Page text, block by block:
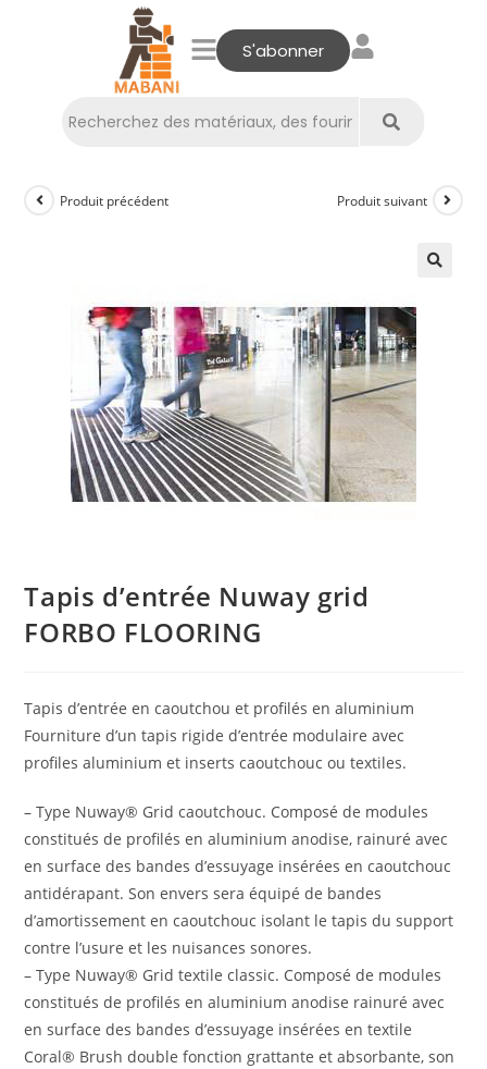
S'abonner
Produit précédent Produit suivant
Tapis d’entrée Nuway grid
FORBO FLOORING
Tapis d’entrée en caoutchou et profilés en aluminium
Fourniture d’un tapis rigide d’entrée modulaire avec
profiles aluminium et inserts caoutchouc ou textiles.
– Type Nuway® Grid caoutchouc. Composé de modules
constitués de profilés en aluminium anodise, rainuré avec
en surface des bandes d’essuyage insérées en caoutchouc
antidérapant. Son envers sera équipé de bandes
d’amortissement en caoutchouc isolant le tapis du support
contre l’usure et les nuisances sonores.
– Type Nuway® Grid textile classic. Composé de modules
constitués de profilés en aluminium anodise rainuré avec
en surface des bandes d’essuyage insérées en textile
Coral® Brush double fonction grattante et absorbante, son